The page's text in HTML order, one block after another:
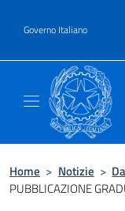
Governo Italiano
Home > Notizie >
PUBBLICAZIONE